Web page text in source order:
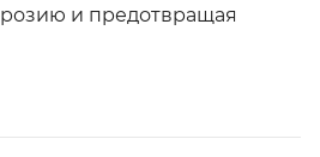
и предотвращая